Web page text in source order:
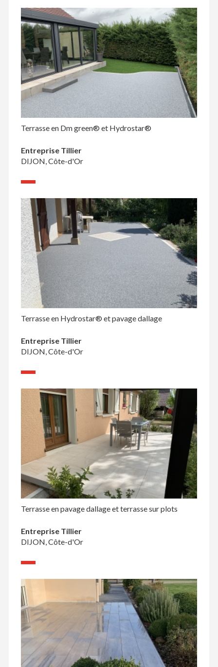
Terrasse en Dm green® et Hydrostar®
Entreprise Tillier
DIJON, Côte-d'Or
Terrasse en Hydrostar® et pavage dallage
Entreprise Tillier
DIJON, Côte-d'Or
Terrasse en pavage dallage et terrasse sur plots
Entreprise Tillier
DIJON, Côte-d'Or